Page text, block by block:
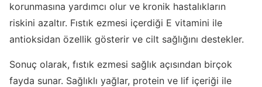
korunmasına yardımcı olur ve kronik hastalıkların
riskini azaltır. Fıstık ezmesi içerdiği E vitamini ile
antioksidan özellik gösterir ve cilt sağlığını destekler.
Sonuç olarak, fıstık ezmesi sağlık açısından birçok
fayda sunar. Sağlıklı yağlar, protein ve lif içeriği ile